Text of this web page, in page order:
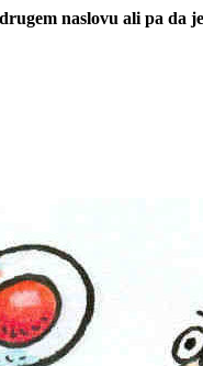
naslovu ali pa da